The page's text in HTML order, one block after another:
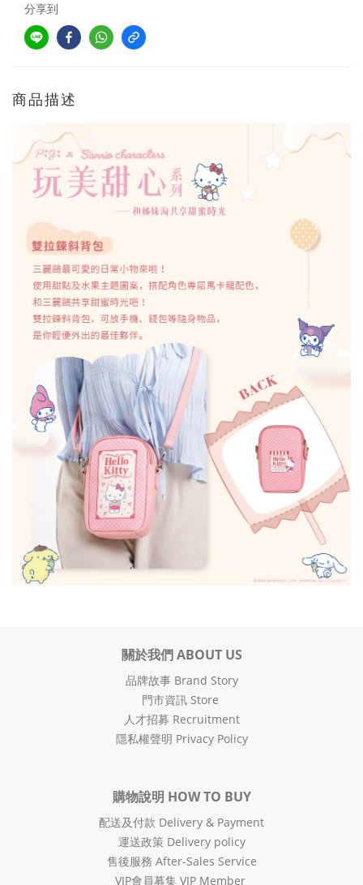
分享到
商品描述
關於我們 ABOUT US
品牌故事 Brand Story
門市資訊 Store
人才招募 Recruitment
隱私權聲明 Privacy Policy
購物說明 HOW TO BUY
配送及付款 Delivery & Payment
運送政策 Delivery policy
售後服務 After-Sales Service
VIP會員募集 VIP Member